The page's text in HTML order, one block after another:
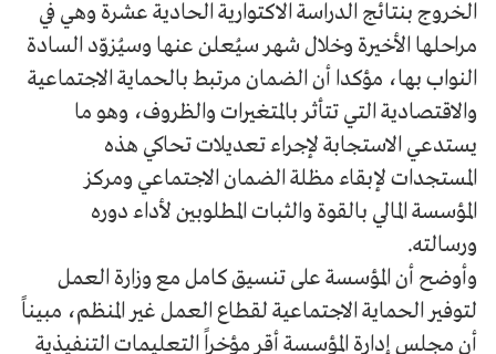
الخروج بنتائج الدراسة الاكتوارية الحادية عشرة وهي في
مراحلها الأخيرة وخلال شهر سيُعلن عنها وسيُزوّد السادة
النواب بها، مؤكدا أن الضمان مرتبط بالحماية الاجتماعية
والاقتصادية التي تتأثر بالمتغيرات والظروف، وهو ما
يستدعي الاستجابة لإجراء تعديلات تحاكي هذه
المستجدات لإبقاء مظلة الضمان الاجتماعي ومركز
المؤسسة المالي بالقوة والثبات المطلوبين لأداء دوره
ورسالته.
وأوضح أن المؤسسة على تنسيق كامل مع وزارة العمل
لتوفير الحماية الاجتماعية لقطاع العمل غير المنظم، مبيناً
أن مجلس إدارة المؤسسة أقر مؤخراً التعليمات التنفيذية